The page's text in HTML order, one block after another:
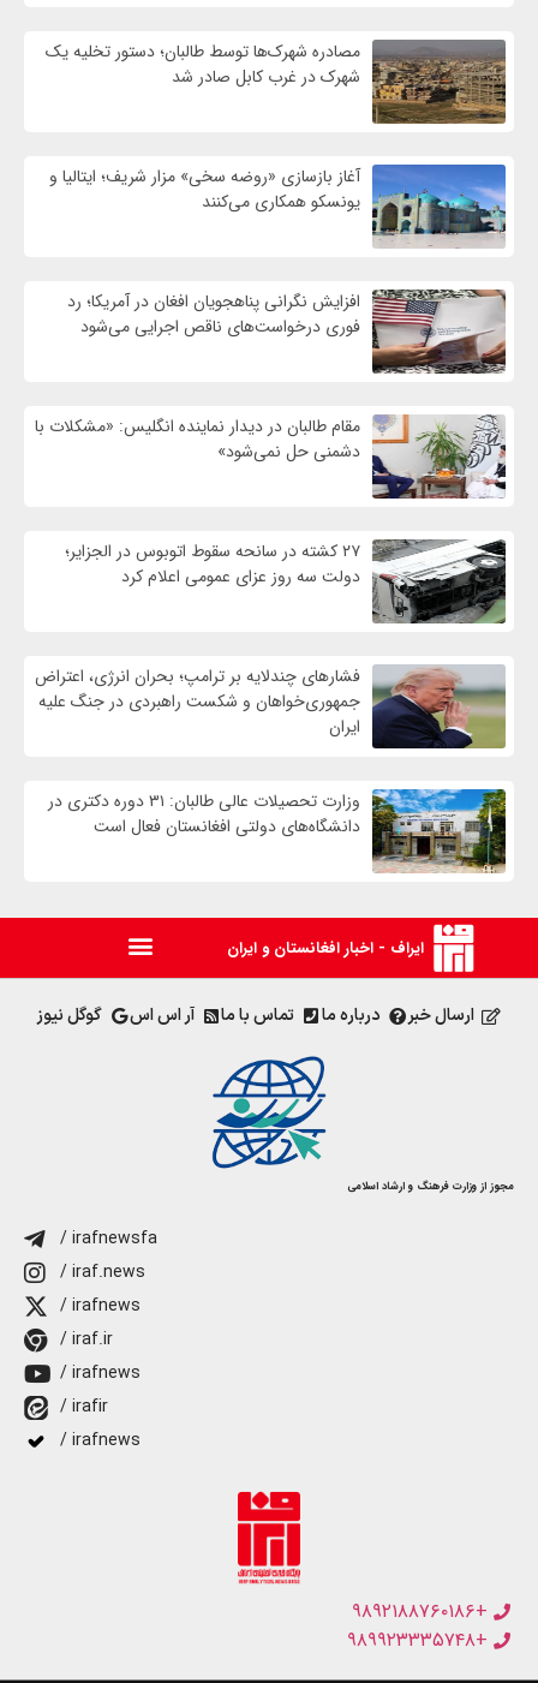
مصادره شهرک‌ها توسط طالبان؛ دستور تخلیه یک
شهرک در غرب کابل صادر شد
آغاز بازسازی «روضه سخی» مزار شریف؛ ایتالیا و
یونسکو همکاری می‌کنند
افزایش نگرانی پناهجویان افغان در آمریکا؛ رد
فوری درخواست‌های ناقص اجرایی می‌شود
مقام طالبان در دیدار نماینده انگلیس: «مشکلات با
دشمنی حل نمی‌شود»
۲۷ کشته در سانحه سقوط اتوبوس در الجزایر؛
دولت سه روز عزای عمومی اعلام کرد
فشارهای چندلایه بر ترامپ؛ بحران انرژی، اعتراض
جمهوری‌خواهان و شکست راهبردی در جنگ علیه
ایران
وزارت تحصیلات عالی طالبان: ۳۱ دوره دکتری در
دانشگاه‌های دولتی افغانستان فعال است
ایراف - اخبار افغانستان و ایران
ارسال خبر درباره ما تماس با ما آر اس اس گوگل نیوز
مجوز از وزارت فرهنگ و ارشاد اسلامی
/ irafnewsfa
/ iraf.news
/ irafnews
/ iraf.ir
/ irafnews
/ irafir
/ irafnews
+۹۸۹۲۱۸۸۷۶۰۱۸۶
+۹۸۹۹۲۳۳۳۵۷۴۸